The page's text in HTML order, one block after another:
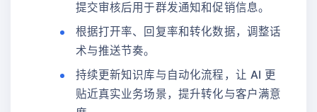
提交审核后用于群发通知和促销信息。
根据打开率、回复率和转化数据，调整话
术与推送节奏。
持续更新知识库与自动化流程，让 AI 更
贴近真实业务场景，提升转化与客户满意